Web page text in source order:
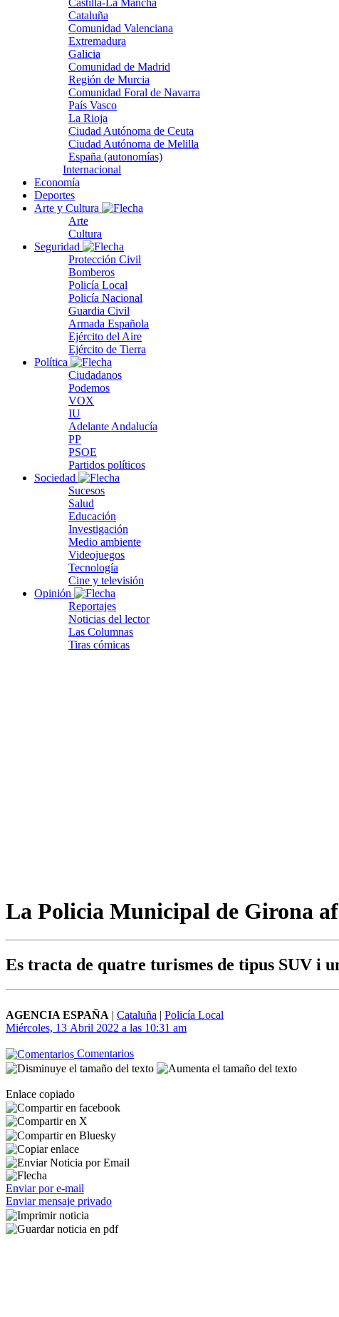
Castilla-La Mancha
Cataluña
Comunidad Valenciana
Extremadura
Galicia
Comunidad de Madrid
Región de Murcia
Comunidad Foral de Navarra
País Vasco
La Rioja
Ciudad Autónoma de Ceuta
Ciudad Autónoma de Melilla
España (autonomías)
Internacional
Economía
Deportes
Arte y Cultura
Arte
Cultura
Seguridad
Protección Civil
Bomberos
Policía Local
Policía Nacional
Guardia Civil
Armada Española
Ejército del Aire
Ejército de Tierra
Política
Ciudadanos
Podemos
VOX
IU
Adelante Andalucía
PP
PSOE
Partidos políticos
Sociedad
Sucesos
Salud
Educación
Investigación
Medio ambiente
Videojuegos
Tecnología
Cine y televisión
Opinión
Reportajes
Noticias del lector
Las Columnas
Tiras cómicas
La Policia Municipal de Girona
Es tracta de quatre turismes de tipus SUV i
AGENCIA ESPAÑA | Cataluña | Policía Local
Miércoles, 13 Abril 2022 a las 10:31 am
Comentarios
Enlace copiado
Enviar por e-mail
Enviar mensaje privado